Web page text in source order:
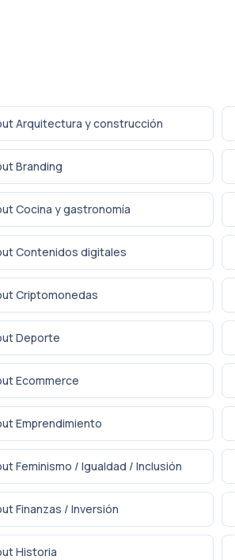
Arquitectura y construcción
Branding
Cocina y gastronomía
Contenidos digitales
Criptomonedas
Deporte
Ecommerce
Emprendimiento
Feminismo / Igualdad / Inclusión
Finanzas / Inversión
Historia